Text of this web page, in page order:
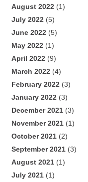
August 2022 (1)
July 2022 (5)
June 2022 (5)
May 2022 (1)
April 2022 (9)
March 2022 (4)
February 2022 (3)
January 2022 (3)
December 2021 (3)
November 2021 (1)
October 2021 (2)
September 2021 (3)
August 2021 (1)
July 2021 (1)